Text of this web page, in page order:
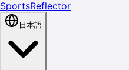
SportsReflector
日本語